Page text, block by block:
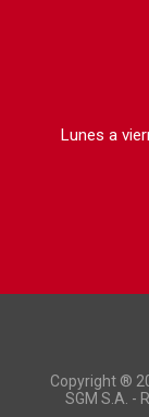
Lunes a
Copyright ®
SGM S.A. -